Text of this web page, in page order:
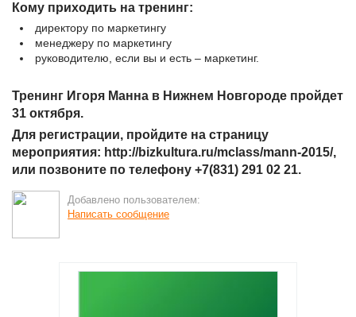
Кому приходить на тренинг:
директору по маркетингу
менеджеру по маркетингу
руководителю, если вы и есть – маркетинг.
Тренинг Игоря Манна в Нижнем Новгороде пройдет
31 октября.
Для регистрации, пройдите на страницу
мероприятия: http://bizkultura.ru/mclass/mann-2015/,
или позвоните по телефону +7(831) 291 02 21.
Добавлено пользователем:
Написать сообщение